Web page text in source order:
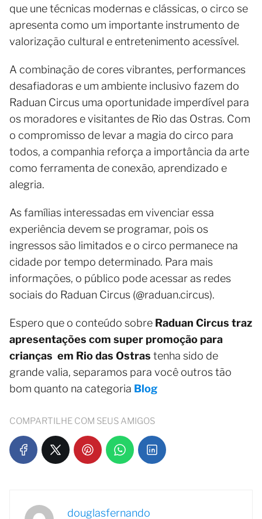
que une técnicas modernas e clássicas, o circo se
apresenta como um importante instrumento de
valorização cultural e entretenimento acessível.
A combinação de cores vibrantes, performances
desafiadoras e um ambiente inclusivo fazem do
Raduan Circus uma oportunidade imperdível para
os moradores e visitantes de Rio das Ostras. Com
o compromisso de levar a magia do circo para
todos, a companhia reforça a importância da arte
como ferramenta de conexão, aprendizado e
alegria.
As famílias interessadas em vivenciar essa
experiência devem se programar, pois os
ingressos são limitados e o circo permanece na
cidade por tempo determinado. Para mais
informações, o público pode acessar as redes
sociais do Raduan Circus (@raduan.circus).
Espero que o conteúdo sobre Raduan Circus traz
apresentações com super promoção para
crianças em Rio das Ostras tenha sido de
grande valia, separamos para você outros tão
bom quanto na categoria Blog
COMPARTILHE COM SEUS AMIGOS
douglasfernando